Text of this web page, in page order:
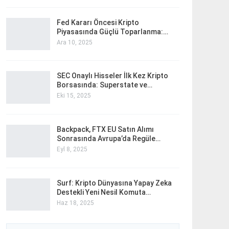
Fed Kararı Öncesi Kripto
Piyasasında Güçlü Toparlanma:…
Ara 10, 2025
SEC Onaylı Hisseler İlk Kez Kripto
Borsasında: Superstate ve…
Eki 15, 2025
Backpack, FTX EU Satın Alımı
Sonrasında Avrupa’da Regüle…
Eyl 8, 2025
Surf: Kripto Dünyasına Yapay Zeka
Destekli Yeni Nesil Komuta…
Haz 18, 2025